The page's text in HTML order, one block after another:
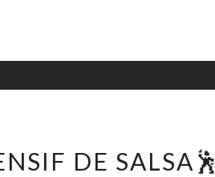
STAGE DE SALSA🕺